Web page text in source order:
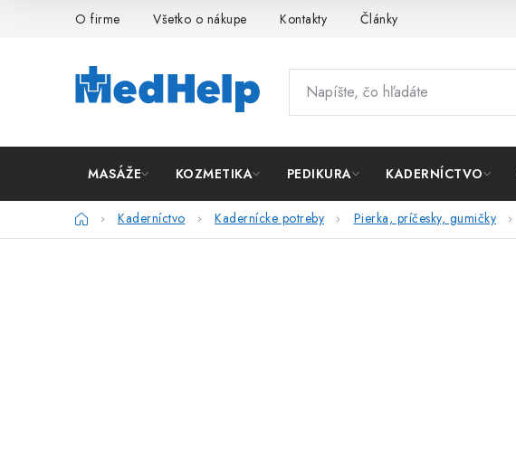
O firme Všetko o nákupe Kontakty Články
MASÁŽE KOZMETIKA PEDIKURA KADERNÍCTVO
DomovKaderníctvo Kadernícke potreby Pierka, príčesky, gumičky